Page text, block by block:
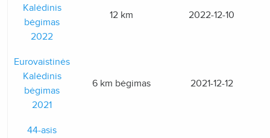
Kalėdinis
bėgimas
2022
12 km 2022-12-10
Eurovaistinės
Kalėdinis
bėgimas
2021
6 km bėgimas 2021-12-12
44-asis